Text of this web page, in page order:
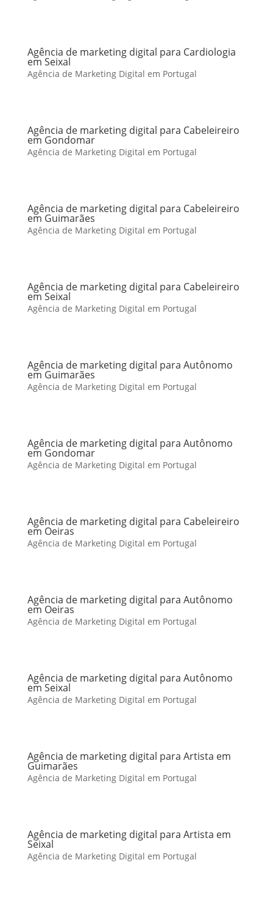
Agência de marketing digital para Cardiologia
em Seixal
Agência de Marketing Digital em Portugal
Agência de marketing digital para Cabeleireiro
em Gondomar
Agência de Marketing Digital em Portugal
Agência de marketing digital para Cabeleireiro
em Guimarães
Agência de Marketing Digital em Portugal
Agência de marketing digital para Cabeleireiro
em Seixal
Agência de Marketing Digital em Portugal
Agência de marketing digital para Autônomo
em Guimarães
Agência de Marketing Digital em Portugal
Agência de marketing digital para Autônomo
em Gondomar
Agência de Marketing Digital em Portugal
Agência de marketing digital para Cabeleireiro
em Oeiras
Agência de Marketing Digital em Portugal
Agência de marketing digital para Autônomo
em Oeiras
Agência de Marketing Digital em Portugal
Agência de marketing digital para Autônomo
em Seixal
Agência de Marketing Digital em Portugal
Agência de marketing digital para Artista em
Guimarães
Agência de Marketing Digital em Portugal
Agência de marketing digital para Artista em
Seixal
Agência de Marketing Digital em Portugal